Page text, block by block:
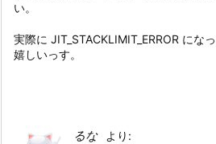
い。
実際に JIT_STACKLIMIT_ERROR にな
嬉しいっす。
るな
より: